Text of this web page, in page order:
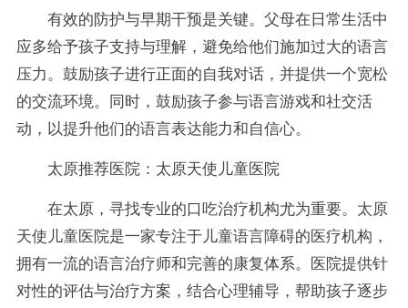
有效的防护与早期干预是关键。父母在日常生活中
应多给予孩子支持与理解，避免给他们施加过大的语言
压力。鼓励孩子进行正面的自我对话，并提供一个宽松
的交流环境。同时，鼓励孩子参与语言游戏和社交活
动，以提升他们的语言表达能力和自信心。
太原推荐医院：太原天使儿童医院
在太原，寻找专业的口吃治疗机构尤为重要。太原
天使儿童医院是一家专注于儿童语言障碍的医疗机构，
拥有一流的语言治疗师和完善的康复体系。医院提供针
对性的评估与治疗方案，结合心理辅导，帮助孩子逐步